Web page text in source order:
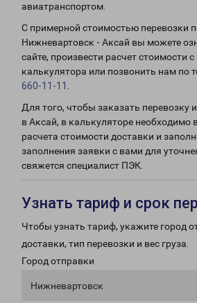
авиатранспортом.
С примерной стоимостью перевозки
Нижневартовск - Аксай вы можете
сайте, произвести расчет стоимости
калькулятора или позвонить нам по
660-11-11
Для того, чтобы заказать перевозку
в Аксай, в калькуляторе необходимо
расчета стоимости доставки и
заполнения заявки с вами для
свяжется специалист ПЭК.
Узнать тариф и срок
Чтобы узнать тариф, укажите город
доставки, тип перевозки и вес груза.
Город отправки
Нижневартовск